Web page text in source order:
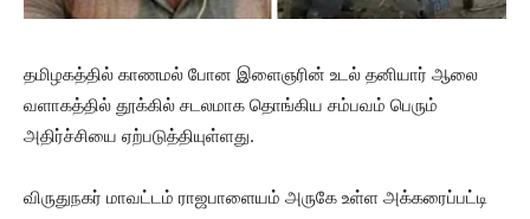
தமிழகத்தில் காணமல் போன இளைஞரின் உடல் தனியார் ஆலை
வளாகத்தில் தூக்கில் சடலமாக தொங்கிய சம்பவம் பெரும்
அதிர்ச்சியை ஏற்படுத்தியுள்ளது.
விருதுநகர் மாவட்டம் ராஜபாளையம் அருகே உள்ள அக்கரைப்பட்டி